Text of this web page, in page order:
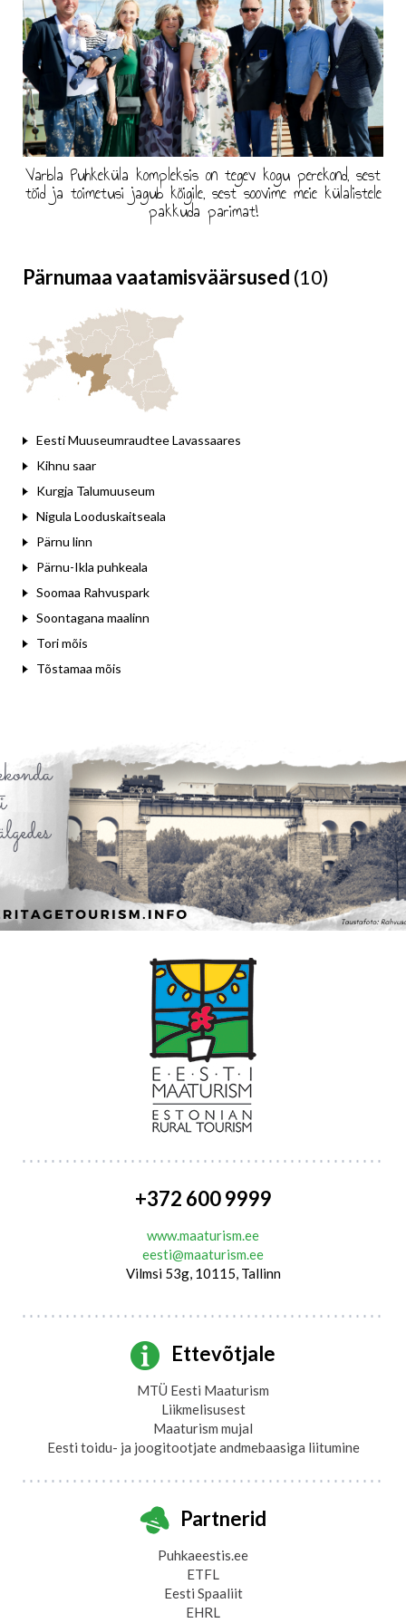
Varbla Puhkeküla kompleksis on tegev kogu perekond, sest
töid ja toimetusi jagub kõigile, sest soovime meie külalistele
pakkuda parimat!
Pärnumaa vaatamisväärsused (10)
Eesti Muuseumraudtee Lavassaares
Kihnu saar
Kurgja Talumuuseum
Nigula Looduskaitseala
Pärnu linn
Pärnu-Ikla puhkeala
Soomaa Rahvuspark
Soontagana maalinn
Tori mõis
Tõstamaa mõis
+372 600 9999
www.maaturism.ee
eesti@maaturism.ee
Vilmsi 53g, 10115, Tallinn
Ettevõtjale
MTÜ Eesti Maaturism
Liikmelisusest
Maaturism mujal
Eesti toidu- ja joogitootjate andmebaasiga liitumine
Partnerid
Puhkaeestis.ee
ETFL
Eesti Spaaliit
EHRL